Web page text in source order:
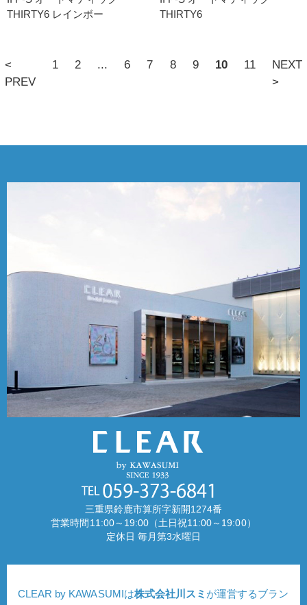
THIRTY6 レインボー
THIRTY6
<
PREV
1 2 ... 6 7 8 9 10 11
NEXT
>
三重県鈴鹿市算所字新開1274番
営業時間11:00～19:00（土日祝11:00～19:00）
定休日 毎月第3水曜日
CLEAR by KAWASUMIは株式会社川スミ が運営するブラン